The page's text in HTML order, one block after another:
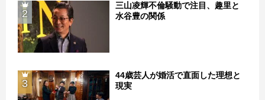
2
三山凌輝不倫騒動で注目、趣里と
水谷豊の関係
3
44歳芸人が婚活で直面した理想と
現実